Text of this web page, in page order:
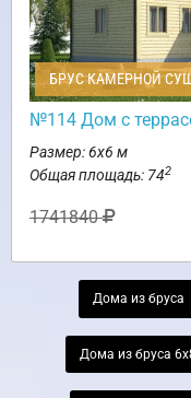
БРУС КАМЕРНОЙ
№114 Дом с
Размер: 6х6 м
Общая площадь: 742
1741840
Дома из бруса
Дома из бруса